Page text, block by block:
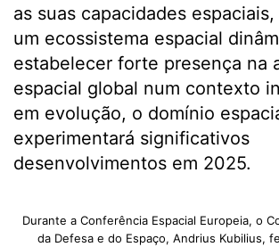
as suas capacidades
um ecossistema espacial
estabelecer forte presença na
espacial global num contexto
em evolução, o domínio
experimentará significativos
desenvolvimentos em 2025.
Durante a Conferência Espacial Europeia, o
da Defesa e do Espaço, Andrius Kubilius,